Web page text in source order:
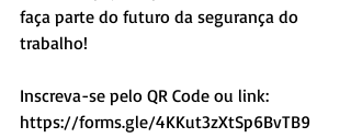
faça parte do futuro da segurança do
trabalho!
Inscreva-se pelo QR Code ou link:
https://forms.gle/4KKut3zXtSp6BvTB9